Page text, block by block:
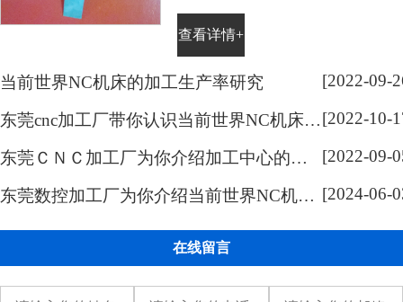
表面硬度的工艺，它主要用于不适
合通常热处理的低碳钢。需表面硬
化的氰化钠盐溶液中，浸泡的持续
时间取决于硬化层的深度。然后将
理可以容易地获得0.005到0.015英寸
(...
查看详情+
当前世界NC机床的加工生产率研究 [2022-09-
东莞cnc加工厂带你认识当前世界NC机床的系统开放化研究[2022-10-
东莞ＣＮＣ加工厂为你介绍加工中心的分类 [2022-09-
东莞数控加工厂为你介绍当前世界NC机床的技术研究范围 [2024-06-
在线留言